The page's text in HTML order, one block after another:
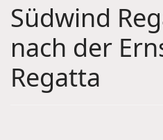
Südwind
nach der
Regatta